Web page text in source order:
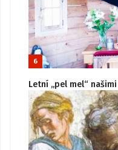
6
Letní „pel mel“